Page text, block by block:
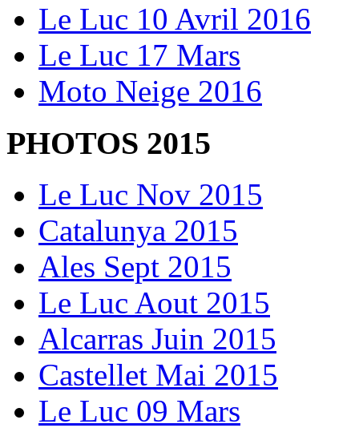
Le Luc 10 Avril 2016
Le Luc 17 Mars
Moto Neige 2016
PHOTOS 2015
Le Luc Nov 2015
Catalunya 2015
Ales Sept 2015
Le Luc Aout 2015
Alcarras Juin 2015
Castellet Mai 2015
Le Luc 09 Mars